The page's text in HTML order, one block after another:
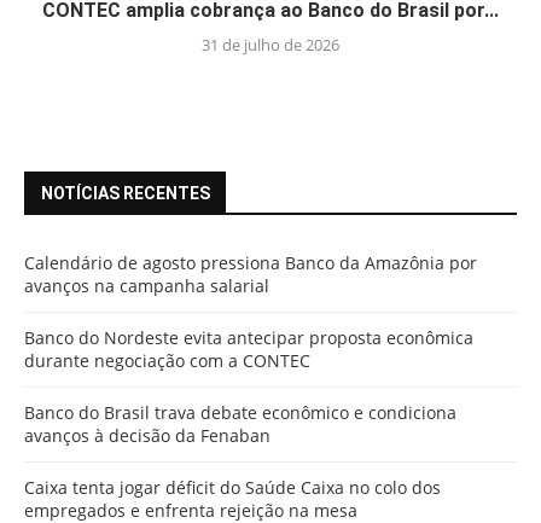
CONTEC amplia cobrança ao Banco do Brasil por...
31 de julho de 2026
NOTÍCIAS RECENTES
Calendário de agosto pressiona Banco da Amazônia por
avanços na campanha salarial
Banco do Nordeste evita antecipar proposta econômica
durante negociação com a CONTEC
Banco do Brasil trava debate econômico e condiciona
avanços à decisão da Fenaban
Caixa tenta jogar déficit do Saúde Caixa no colo dos
empregados e enfrenta rejeição na mesa